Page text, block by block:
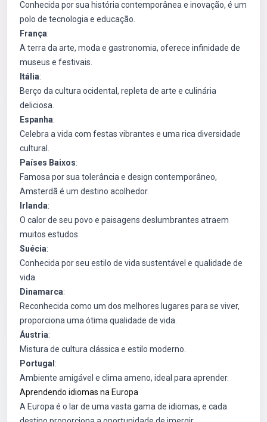
Conhecida por sua história contemporânea e inovação, é um
polo de tecnologia e educação.
França:
A terra da arte, moda e gastronomia, oferece infinidade de
museus e festivais.
Itália:
Berço da cultura ocidental, repleta de arte e culinária
deliciosa.
Espanha:
Celebra a vida com festas vibrantes e uma rica diversidade
cultural.
Países Baixos:
Famosa por sua tolerância e design contemporâneo,
Amsterdã é um destino acolhedor.
Irlanda:
O calor de seu povo e paisagens deslumbrantes atraem
muitos estudos.
Suécia:
Conhecida por seu estilo de vida sustentável e qualidade de
vida.
Dinamarca:
Reconhecida como um dos melhores lugares para se viver,
proporciona uma ótima qualidade de vida.
Áustria:
Mistura de cultura clássica e estilo moderno.
Portugal :
Ambiente amigável e clima ameno, ideal para aprender.
Aprendendo idiomas na Europa
A Europa é o lar de uma vasta gama de idiomas, e cada